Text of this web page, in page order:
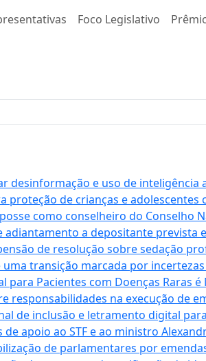
Foco Legislativo
desinformação e uso de inteligência
proteção de crianças e
como conselheiro do Conselho
adiantamento a depositante prevista
de resolução sobre sedação
transição marcada por
Pacientes com Doenças Raras é
responsabilidades na execução de
de inclusão e letramento digital
apoio ao STF e ao ministro
de parlamentares por